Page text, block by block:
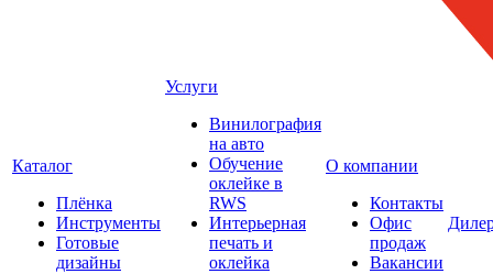
Каталог
Плёнка
Инструменты
Готовые
дизайны
Услуги
Винилография
на авто
Обучение
оклейке в
RWS
Интерьерная
печать и
оклейка
О компании
Контакты
Офис
продаж
Вакансии